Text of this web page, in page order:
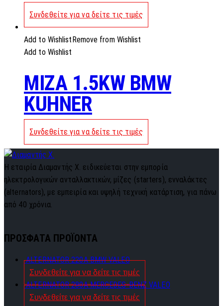
Συνδεθείτε για να δείτε τις τιμές
Add to Wishlist Remove from Wishlist
Add to Wishlist
MIZA 1.5KW BMW
KUHNER
Συνδεθείτε για να δείτε τις τιμές
Η εταιρία Διαμαντής Χ. ειδικεύεται στην εμπορία
ηλεκτρολογικών ανταλλακτικών, μίζες (starters), ενναλάκτες
(alternators), με εμπειρία και υψηλή τεχνική κατάρτιση, για πάνω
από 40 χρόνια.
ΠΡΟΣΦΑΤΑ ΠΡΟΪΟΝΤΑ
ALTERNATOR 220A BMW VALEO
Συνδεθείτε για να δείτε τις τιμές
ALTERNATOR 280A MERCEDES-BENZ VALEO
Συνδεθείτε για να δείτε τις τιμές